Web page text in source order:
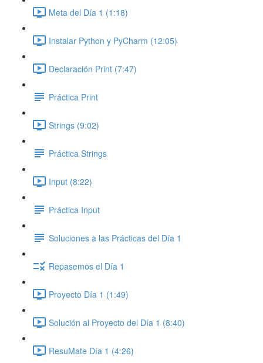
Meta del Día 1 (1:18)
Instalar Python y PyCharm (12:05)
Declaración Print (7:47)
Práctica Print
Strings (9:02)
Práctica Strings
Input (8:22)
Práctica Input
Soluciones a las Prácticas del Día 1
Repasemos el Día 1
Proyecto Día 1 (1:49)
Solución al Proyecto del Día 1 (8:40)
ResuMate Día 1 (4:26)